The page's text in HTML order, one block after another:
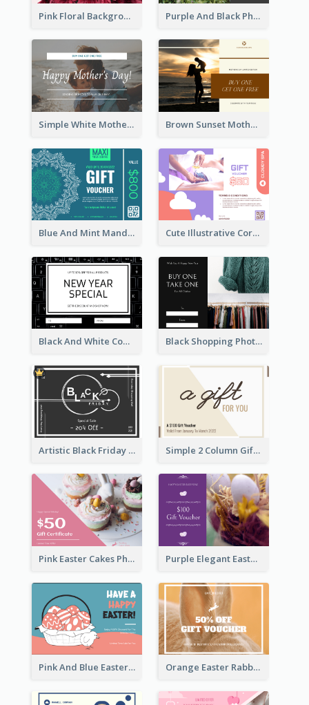
Pink Floral Background Mother's Day Gift Card Purple And Black Photo Mother's Day Gift Card
Simple White Mother's Day Photo Gift Card Brown Sunset Mother's Day Gift Card
Blue And Mint Mandala Yoga Discount Gift Card Design Cute Illustrative Coral And Purple Gift Card Design
Black And White Computer Photo New Year Gift Card Black Shopping Photo New Year Sale Gift Card
Artistic Black Friday Graphic Gift Card Simple 2 Column Gift Card
Pink Easter Cakes Photo Cake Shop Gift Card Purple Elegant Easter Egg Photo Gift Card
Pink And Blue Easter Egg Sale Gift Card Orange Easter Rabbit Photo Sale Gift Card